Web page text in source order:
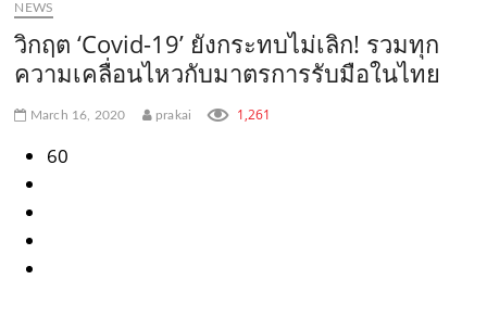
o
k
.
a
c
NEWS
วิกฤต ‘Covid-19’ ยังกระทบไม่เลิก! รวมทุก
ความเคลื่อนไหวกับมาตรการรับมือในไทย
March 16, 2020 prakai 1,261
60